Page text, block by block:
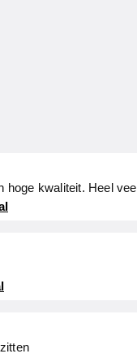
hoge kwaliteit. Heel